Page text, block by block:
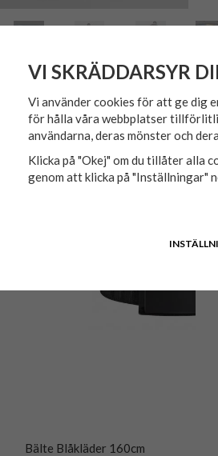
ÄVEN
Bälte Blåkläder 160cm
VI SKRÄDDARSYR
Vi använder cookies för att ge dig
för hålla våra webbplatser
användarna, deras mönster och
Klicka på "Okej" om du tillåter alla
genom att klicka på "Inställningar"